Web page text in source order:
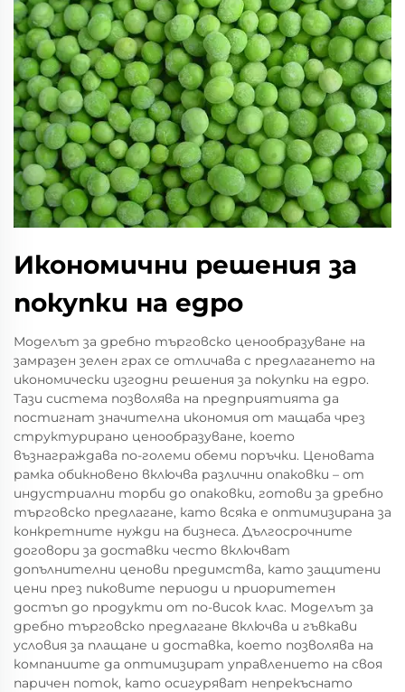
Икономични решения за
покупки на едро
Моделът за дребно търговско ценообразуване на
замразен зелен грах се отличава с предлагането на
икономически изгодни решения за покупки на едро.
Тази система позволява на предприятията да
постигнат значителна икономия от мащаба чрез
структурирано ценообразуване, което
възнаграждава по-големи обеми поръчки. Ценовата
рамка обикновено включва различни опаковки – от
индустриални торби до опаковки, готови за дребно
търговско предлагане, като всяка е оптимизирана за
конкретните нужди на бизнеса. Дългосрочните
договори за доставки често включват
допълнителни ценови предимства, като защитени
цени през пиковите периоди и приоритетен
достъп до продукти от по-висок клас. Моделът за
дребно търговско предлагане включва и гъвкави
условия за плащане и доставка, което позволява на
компаниите да оптимизират управлението на своя
паричен поток, като осигуряват непрекъснато